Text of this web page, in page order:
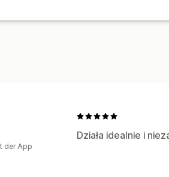
Działa idealnie i
der App